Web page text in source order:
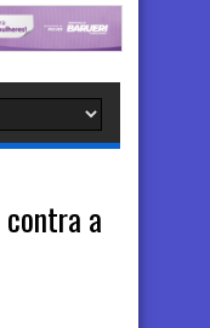
contra a